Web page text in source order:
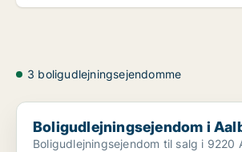
3 boligudlejningsejendomme
Boligudlejningsejendom i Aalborg Øst
Boligudlejningsejendom i
Boligudlejningsejendom til salg i 9220